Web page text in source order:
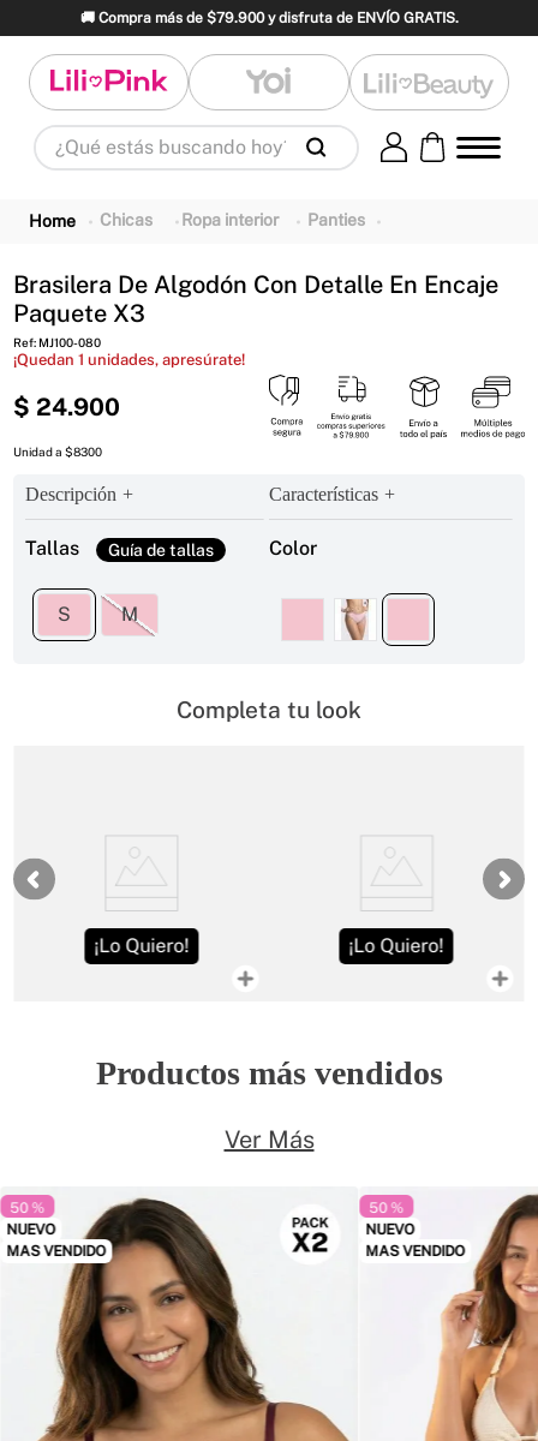
🚚 Compra más de $79.900 y disfruta de ENVÍO GRATIS.
¿Qué estás buscando hoy?
Chicas Ropa interior Panties
Brasilera De Algodón Con Detalle En Encaje
Paquete X3
Ref: MJ100-080
¡Quedan1 unidades, apresúrate!
$ 24.900
Unidad a $8300
Descripción
Tallas
S M
Características
Color
Completa tu look
¡Lo Quiero! ¡Lo Quiero!
Productos más vendidos
Ver Más
50 %
NUEVO
MAS VENDIDO
50 %
NUEVO
MAS VENDIDO
panty 2 brasier 3.
7. perfume 8 . perfumes 9 maletas
10. termos